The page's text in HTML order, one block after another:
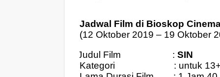
Jadwal Film di Bioskop
(12 Oktober 2019 – 19 Oktober
Judul Film : SIN
Kategori
: untuk